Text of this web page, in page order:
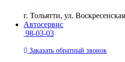
г. Тольятти, ул.
Автосервис
98-03-03
Заказать обратный звонок